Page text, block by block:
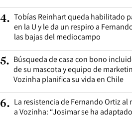
4. Tobías Reinhart queda habilitado
en la U y le da un respiro a
las bajas del mediocampo
5. Búsqueda de casa con bono
de su mascota y equipo de
Vozinha planifica su vida en Chile
6. La resistencia de Fernando Ortiz al
a Vozinha: “Josimar se ha